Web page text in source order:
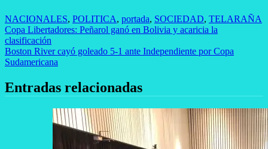
NACIONALES, POLITICA, portada, SOCIEDAD, TELARAÑA
Navegación
de
entradas
Copa Libertadores: Peñarol ganó en Bolivia y acaricia la
clasificación
Boston River cayó goleado 5-1 ante Independiente por Copa
Sudamericana
Entradas relacionadas